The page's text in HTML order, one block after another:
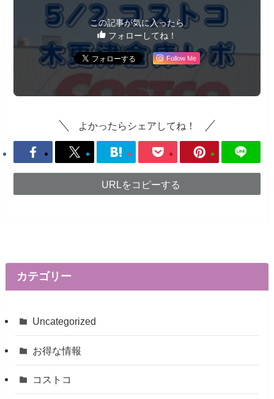
この記事が気に入ったら
フォローしてね！
Follow Me
よかったらシェアしてね！
URLをコピーする
カテゴリー
Uncategorized
お得な情報
コストコ